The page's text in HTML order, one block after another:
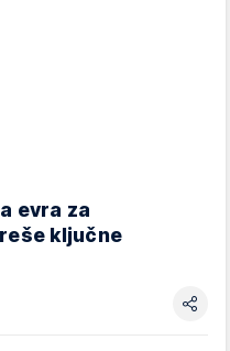
evra za
ključne